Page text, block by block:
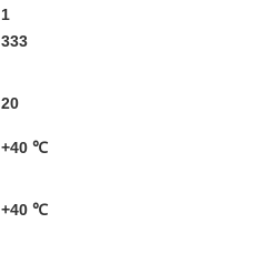
1
333
20
+40 ℃
+40 ℃